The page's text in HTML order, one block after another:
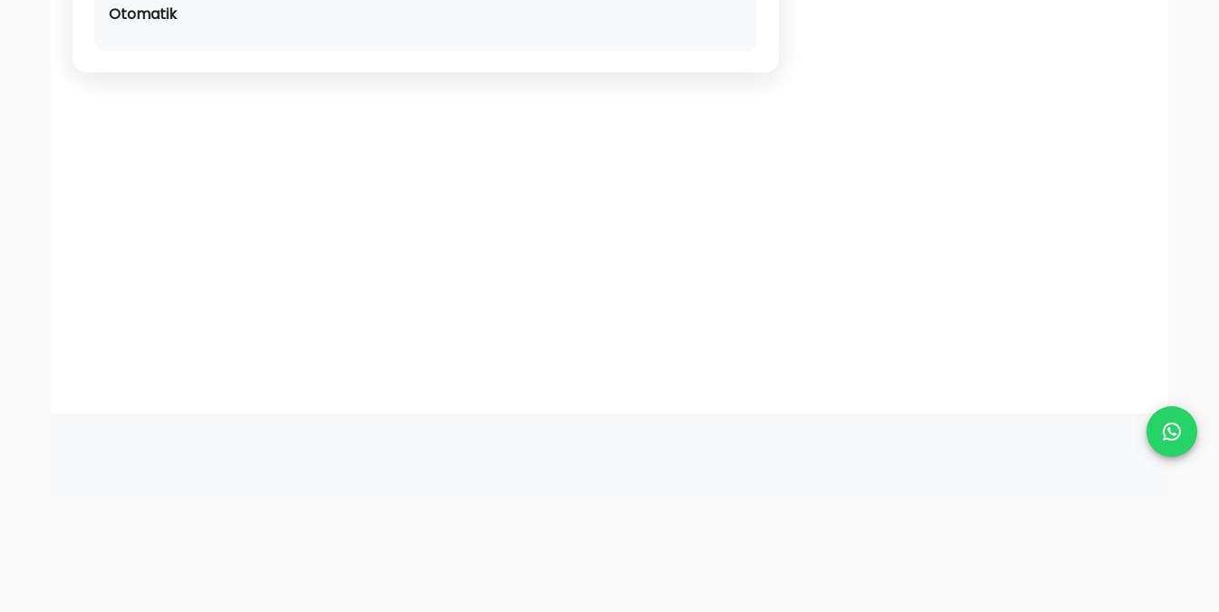
Otomatik